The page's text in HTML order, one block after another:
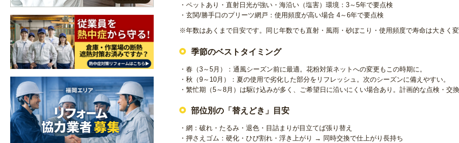
・ペットあり・直射日光が強い・海沿い（塩害）環境：3～5年で要点検
・玄関/勝手口のプリーツ網戸：使用頻度が高い場合 4～6年で要点検
※年数はあくまで目安です。同じ年数でも直射・風雨・砂ぼこり・使用頻度で寿命は大きく
季節のベストタイミング
・春（3～5月）：通風シーズン前に最適。花粉対策ネットへの変更もこの時期に。
・秋（9～10月）：夏の使用で劣化した部分をリフレッシュ。次のシーズンに備えやすい。
・繁忙期（5～8月）は駆け込みが多く、ご希望日に沿いにくい場合あり。計画的な点検・交
部位別の「替えどき」目安
・網：破れ・たるみ・退色・目詰まりが目立てば張り替え
・押さえゴム：硬化・ひび割れ・浮き上がり → 同時交換で仕上がり長持ち